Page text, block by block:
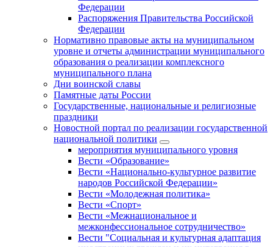
Федерации
Распоряжения Правительства Российской
Федерации
Нормативно правовые акты на муниципальном
уровне и отчеты администрации муниципального
образования о реализации комплексного
муниципального плана
Дни воинской славы
Памятные даты России
Государственные, национальные и религиозные
праздники
Новостной портал по реализации государственной
национальной политики
мероприятия муниципального уровня
Вести «Образование»
Вести «Национально-культурное развитие
народов Российской Федерации»
Вести «Молодежная политика»
Вести «Спорт»
Вести «Межнациональное и
межконфессиональное сотрудничество»
Вести "Социальная и культурная адаптация